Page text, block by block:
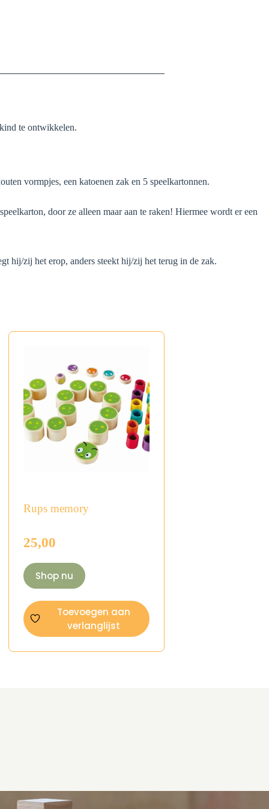
te ontwikkelen.
vormpjes, een katoenen zak en 5 speelkartonnen.
door ze alleen maar aan te raken! Hiermee wordt er een
hij/zij het erop, anders steekt hij/zij het terug in de zak.
Rups memory
25,00
Shop nu
Toevoegen aan
verlanglijst